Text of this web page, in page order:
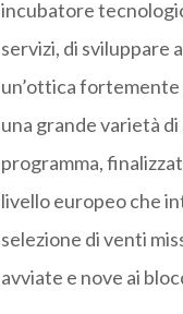
incubatore
servizi, di sviluppare
un’ottica
una grande varietà
programma,
livello europeo che
selezione di venti
avviate e nove ai